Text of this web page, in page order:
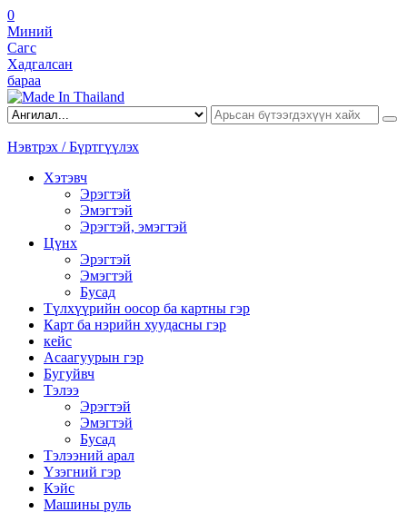
0
Миний
Сагс
Хадгалсан
бараа
Нэвтрэх / Бүртгүүлэх
Хэтэвч
Эрэгтэй
Эмэгтэй
Эрэгтэй, эмэгтэй
Цүнх
Эрэгтэй
Эмэгтэй
Бусад
Түлхүүрийн оосор ба картны гэр
Карт ба нэрийн хуудасны гэр
кейс
Асаагуурын гэр
Бугуйвч
Тэлээ
Эрэгтэй
Эмэгтэй
Бусад
Тэлээний арал
Үзэгний гэр
Кэйс
Машины руль